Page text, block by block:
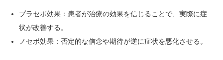
プラセボ効果：患者が治療の効果を信じることで、実際に症
状が改善する。
ノセボ効果：否定的な信念や期待が逆に症状を悪化させる。